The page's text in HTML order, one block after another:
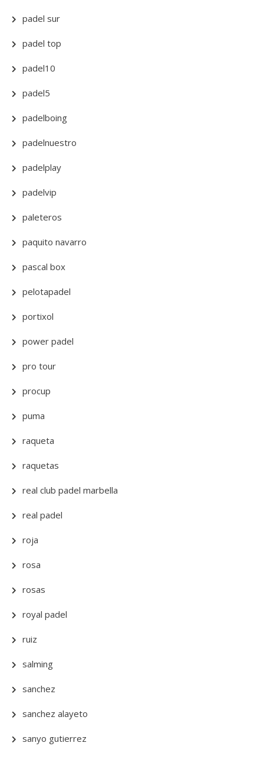
padel sur
padel top
padel10
padel5
padelboing
padelnuestro
padelplay
padelvip
paleteros
paquito navarro
pascal box
pelotapadel
portixol
power padel
pro tour
procup
puma
raqueta
raquetas
real club padel marbella
real padel
roja
rosa
rosas
royal padel
ruiz
salming
sanchez
sanchez alayeto
sanyo gutierrez